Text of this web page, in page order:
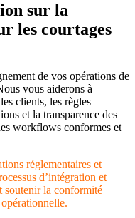
sur la
les courtages
de vos opérations de
vous aiderons à
clients, les règles
et la transparence des
workflows conformes et
réglementaires et
d’intégration et
soutenir la conformité